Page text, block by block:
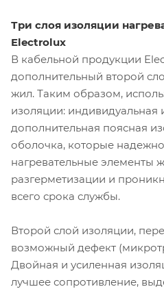
Три слоя изоляции
Electrolux
В кабельной продукции
дополнительный второй
жил. Таким образом,
изоляции:
дополнительная поясная
оболочка, которые
нагревательные элементы
разгерметизации и
всего срока службы.
Второй слой изоляции,
возможный дефект
Двойная и усиленная
лучшее сопротивление,